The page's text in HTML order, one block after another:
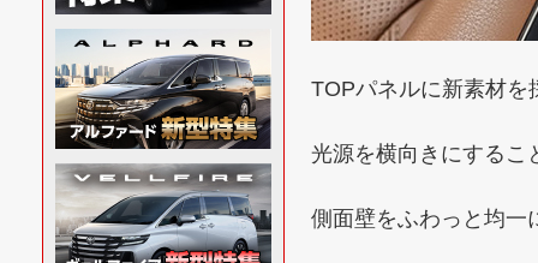
TOPパネルに新素材を
光源を横向きにするこ
側面壁をふわっと均一